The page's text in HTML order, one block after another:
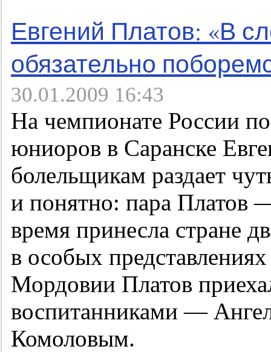
Евгений Платов: «В
обязательно
30.01.2009 16:43
На чемпионате России
юниоров в Саранске
болельщикам раздает
и понятно: пара Платов
время принесла стране
в особых
Мордовии Платов
воспитанниками —
Комоловым.